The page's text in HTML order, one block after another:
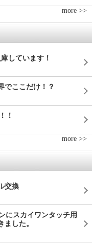
more >>
しています！
でここだけ！？
！
more >>
交換
にスカイワンタッチ用
した。